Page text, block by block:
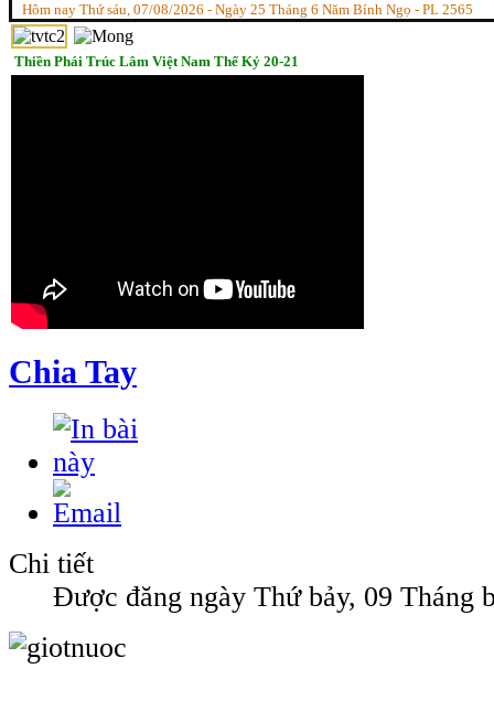
Hôm nay Thứ sáu, 07/08/2026 - Ngày 25 Tháng 6 Năm Bính Ngọ - PL 2565
Thiền Phái Trúc Lâm Việt Nam Thế Kỷ 20-21
Chia Tay
Chi tiết
Được đăng ngày Thứ bảy, 09 Tháng